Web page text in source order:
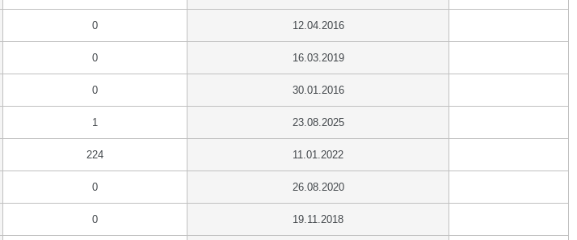
0 12.04.2016
0 16.03.2019
0 30.01.2016
1 23.08.2025
224 11.01.2022
0 26.08.2020
0 19.11.2018